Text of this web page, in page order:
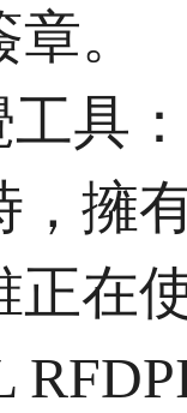
。
具
，擁
正在